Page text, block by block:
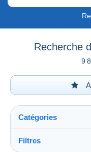
Recherche
9
Catégories
Filtres